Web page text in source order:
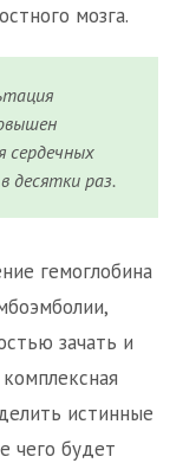
мозга.
сердечных
десятки раз.
гемоглобина
зачать и
истинные
чего будет